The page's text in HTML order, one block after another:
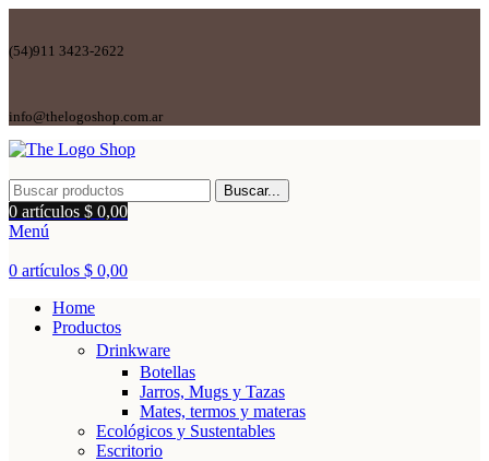
(54)911 3423-2622
info@thelogoshop.com.ar
Buscar...
0 artículos $ 0,00
Menú
0 artículos $ 0,00
Home
Productos
Drinkware
Botellas
Jarros, Mugs y Tazas
Mates, termos y materas
Ecológicos y Sustentables
Escritorio